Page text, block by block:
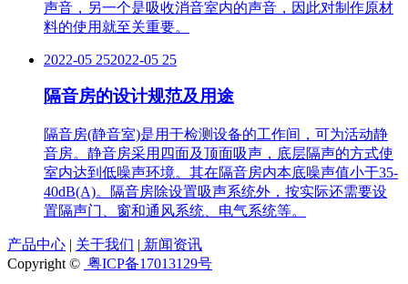
声音，另一个是吸收消音室内的声音，因此对制作原材
料的使用就至关重要。
2022-05 252022-05 25
隔音房的设计规范及用途
隔音房(静音室)是用于检测设备的工作间，可为活动静
音房。静音房采用四面及顶面吸声，底层隔声的方式使
室内达到低噪声环境。其在隔音房内本底噪声值小于35-
40dB(A)。隔音房除设置吸声系统外，按实际还需要设
置隔声门、窗和通风系统、电气系统等。
产品中心 | 关于我们 | 新闻资讯
Copyright © 粤ICP备17013129号